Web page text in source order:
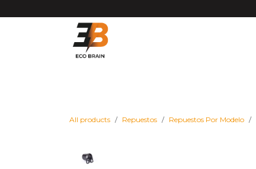
All products Repuestos Repuestos Por Modelo